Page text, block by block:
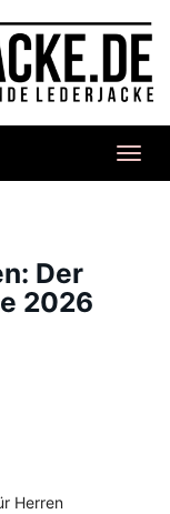
Der
2026
Herren